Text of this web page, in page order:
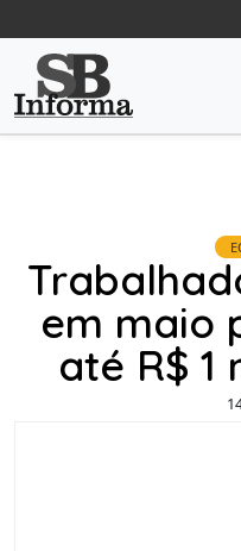
em maio
até R$ 1